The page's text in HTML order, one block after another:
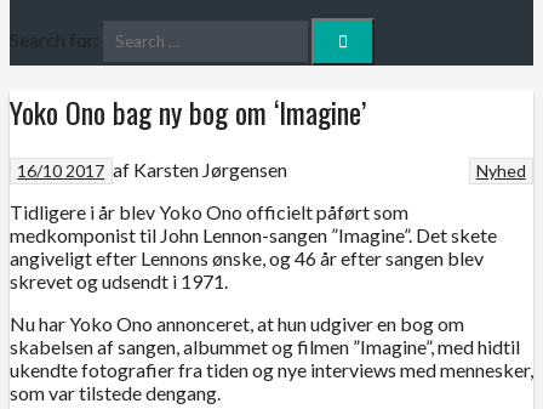
Search for:
Yoko Ono bag ny bog om ‘Imagine’
Nyhed
16/10 2017 af Karsten Jørgensen
Tidligere i år blev Yoko Ono officielt påført som
medkomponist til John Lennon-sangen ”Imagine”. Det skete
angiveligt efter Lennons ønske, og 46 år efter sangen blev
skrevet og udsendt i 1971.
Nu har Yoko Ono annonceret, at hun udgiver en bog om
skabelsen af sangen, albummet og filmen ”Imagine”, med hidtil
ukendte fotografier fra tiden og nye interviews med mennesker,
som var tilstede dengang.